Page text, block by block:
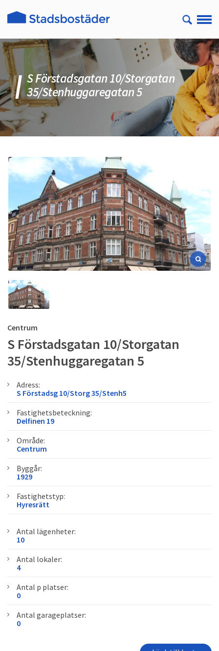
S Förstadsgatan 10/Storgatan
35/Stenhuggaregatan 5
Centrum
S Förstadsgatan 10/Storgatan
35/Stenhuggaregatan 5
Adress:
S Förstadsg 10/Storg 35/Stenh5
Fastighetsbeteckning:
Delfinen 19
Område:
Centrum
Byggår:
1929
Fastighetstyp:
Hyresrätt
Antal lägenheter:
10
Antal lokaler:
4
Antal p platser:
0
Antal garageplatser:
0